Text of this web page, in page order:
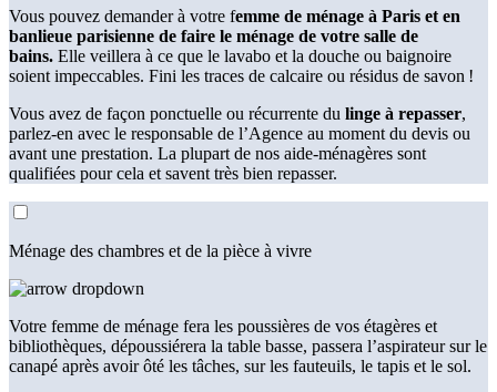
Vous pouvez demander à votre femme de ménage à Paris et en
banlieue parisienne de faire le ménage de votre salle de
bains. Elle veillera à ce que le lavabo et la douche ou baignoire
soient impeccables. Fini les traces de calcaire ou résidus de savon !
Vous avez de façon ponctuelle ou récurrente du linge à repasser,
parlez-en avec le responsable de l’Agence au moment du devis ou
avant une prestation. La plupart de nos aide-ménagères sont
qualifiées pour cela et savent très bien repasser.
Ménage des chambres et de la pièce à vivre
Votre femme de ménage fera les poussières de vos étagères et
bibliothèques, dépoussiérera la table basse, passera l’aspirateur sur le
canapé après avoir ôté les tâches, sur les fauteuils, le tapis et le sol.